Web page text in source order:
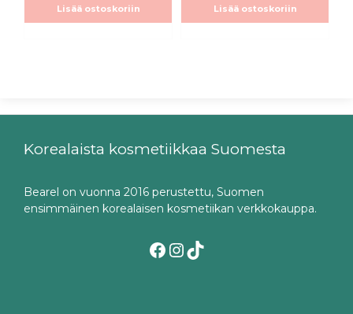
Lisää ostoskoriin Lisää ostoskoriin
Korealaista kosmetiikkaa Suomesta
Bearel on vuonna 2016 perustettu, Suomen
ensimmäinen korealaisen kosmetiikan verkkokauppa.
Facebook
Instagram
TikTok